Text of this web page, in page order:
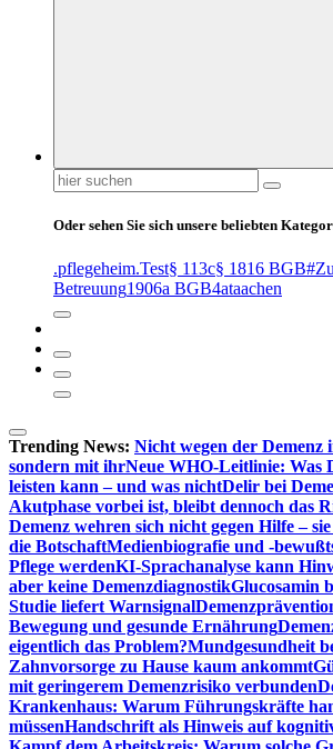
Suchen
nach:
Oder sehen Sie sich unsere beliebten
.pflegeheim.Test§ 113c§ 1816 BGB
Betreuung1906a BGB4ataachen
Trending News: Nicht wegen der Demenz
sondern mit ihrNeue WHO-Leitlinie: Was
leisten kann – und was nichtDelir bei
Akutphase vorbei ist, bleibt dennoch das
Demenz wehren sich nicht gegen Hilfe –
die BotschaftMedienbiografie und -
Pflege werdenKI-Sprachanalyse kann
aber keine DemenzdiagnostikGlucosamin
Studie liefert Warnsignal
Bewegung und gesunde Ernährung
eigentlich das Problem?Mundgesundheit
Zahnvorsorge zu Hause kaum ankommt
mit geringerem Demenzrisiko verbunden
Krankenhaus: Warum Führungskräfte
müssenHandschrift als Hinweis auf